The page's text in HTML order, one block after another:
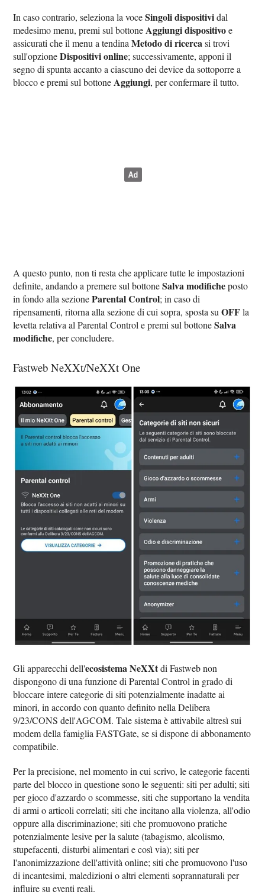
In caso contrario, seleziona la voceSingoli dispositividal
medesimo menu, premi sul bottone Aggiungi dispositivoe
assicurati che il menu a tendinaMetodo di ricercasi trovi
sull'opzioneDispositivi online; successivamente, apponi il
segno di spunta accanto a ciascuno dei device da sottoporre a
blocco e premi sul bottone Aggiungi, per confermare il tutto.
A questo punto, non ti resta che applicare tutte le impostazioni
definite, andando a premere sul bottoneSalva modificheposto
in fondo alla sezioneParental Control; in caso di
ripensamenti, ritorna alla sezione di cui sopra, sposta suOFFla
levetta relativa al Parental Control e premi sul bottoneSalva
modifiche, per concludere.
Fastweb NeXXt/NeXXt One
Gli apparecchi dell'ecosistema NeXXtdi Fastweb non
dispongono di una funzione di Parental Control in grado di
bloccare intere categorie di siti potenzialmente inadatte ai
minori, in accordo con quanto definito nella Delibera
9/23/CONS dell'AGCOM. Tale sistema è attivabile altresì sui
modem della famiglia FASTGate, se si dispone di abbonamento
compatibile.
Per la precisione, nel momento in cui scrivo, le categorie facenti
parte del blocco in questione sono le seguenti: siti per adulti; siti
per gioco d'azzardo o scommesse, siti che supportano la vendita
di armi o articoli correlati; siti che incitano alla violenza, all'odio
oppure alla discriminazione; siti che promuovono pratiche
potenzialmente lesive per la salute (tabagismo, alcolismo,
stupefacenti, disturbi alimentari e così via); siti per
l'anonimizzazione dell'attività online; siti che promuovono l'uso
di incantesimi, maledizioni o altri elementi soprannaturali per
influire su eventi reali.